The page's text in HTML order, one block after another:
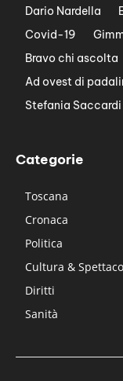
Dario Nardella
Covid-19
Bravo chi ascolta
Ad ovest di
Stefania Saccardi
Categorie
Toscana
Cronaca
Politica
Cultura &
Diritti
Sanità